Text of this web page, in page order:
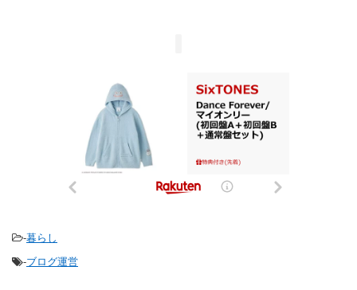
-暮らし
-ブログ運営